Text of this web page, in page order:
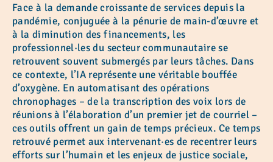
Face à la demande croissante de services depuis la
pandémie, conjuguée à la pénurie de main-d’œuvre et
à la diminution des financements, les
professionnel·les du secteur communautaire se
retrouvent souvent submergés par leurs tâches. Dans
ce contexte, l’IA représente une véritable bouffée
d’oxygène. En automatisant des opérations
chronophages – de la transcription des voix lors de
réunions à l’élaboration d’un premier jet de courriel –
ces outils offrent un gain de temps précieux. Ce temps
retrouvé permet aux intervenant·es de recentrer leurs
efforts sur l’humain et les enjeux de justice sociale,